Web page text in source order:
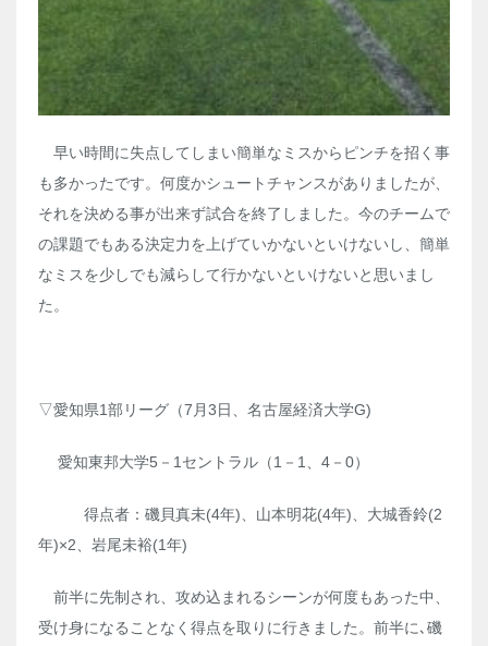
早い時間に失点してしまい簡単なミスからピンチを招く事
も多かったです。何度かシュートチャンスがありましたが、
それを決める事が出来ず試合を終了しました。今のチームで
の課題でもある決定力を上げていかないといけないし、簡単
なミスを少しでも減らして行かないといけないと思いまし
た。
▽愛知県1部リーグ（7月3日、名古屋経済大学G)
愛知東邦大学5－1セントラル（1－1、4－0）
得点者：磯貝真未(4年)、山本明花(4年)、大城香鈴(2
年)×2、岩尾未裕(1年)
前半に先制され、攻め込まれるシーンが何度もあった中、
受け身になることなく得点を取りに行きました。前半に､磯